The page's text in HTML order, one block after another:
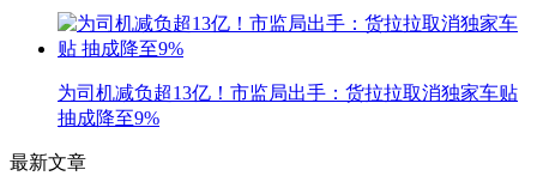
为司机减负超13亿！市监局出手：货拉拉取消独家车贴
抽成降至9%
最新文章